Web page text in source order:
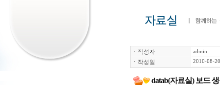
ㆍ 작성자 admin
ㆍ 작성일 2010-08-
datab(자료실) 보드